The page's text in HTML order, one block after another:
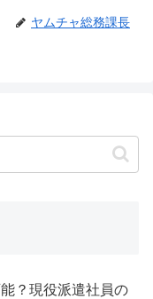
ヤムチャ総務課長
？現役派遣社員の